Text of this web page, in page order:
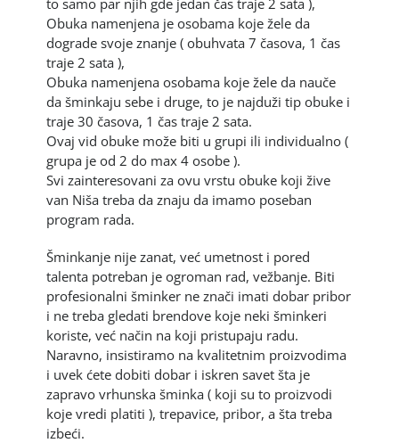
Obuka namenjena je osobama koje žele da
dograde svoje znanje ( obuhvata 7 časova, 1 čas
traje 2 sata ),
Obuka namenjena osobama koje žele da nauče
da šminkaju sebe i druge, to je najduži tip obuke i
traje 30 časova, 1 čas traje 2 sata.
Ovaj vid obuke može biti u grupi ili individualno (
grupa je od 2 do max 4 osobe ).
Svi zainteresovani za ovu vrstu obuke koji žive
van Niša treba da znaju da imamo poseban
program rada.
Šminkanje nije zanat, već umetnost i pored
talenta potreban je ogroman rad, vežbanje. Biti
profesionalni šminker ne znači imati dobar pribor
i ne treba gledati brendove koje neki šminkeri
koriste, već način na koji pristupaju radu.
Naravno, insistiramo na kvalitetnim proizvodima
i uvek ćete dobiti dobar i iskren savet šta je
zapravo vrhunska šminka ( koji su to proizvodi
koje vredi platiti ), trepavice, pribor, a šta treba
izbeći.